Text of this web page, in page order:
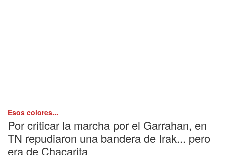
Esos colores...
Por criticar la marcha por el Garrahan, en
TN repudiaron una bandera de Irak... pero
era de Chacarita